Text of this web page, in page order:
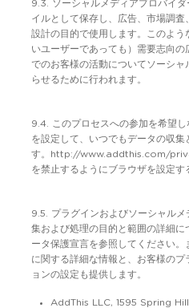
9.3. ソーシャルメディアプロバイ
イルとして保存し、広告、市場調
設計の目的で使用します。このよ
いユーザーであっても）需要志向
でのお客様の活動についてソーシ
らせるために行われます。
9.4. このプロセスへの参加を希望
を設定して、いつでもデータの収
す。http://www.addthis.com/
を禁止するようにブラウザを設定す
9.5. プラグインおよびソーシャル
集および処理の目的と範囲の詳細
ータ保護宣言を参照してください
に関する詳細な情報と、お客様の
ョンの設定も提供します。
AddThis LLC, 1595 Spring